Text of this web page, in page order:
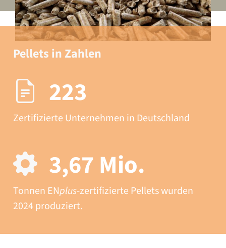
Pellets in Zahlen
223
Zertifizierte Unternehmen in Deutschland
3,67 Mio.
Tonnen ENplus-zertifizierte Pellets wurden
2024 produziert.